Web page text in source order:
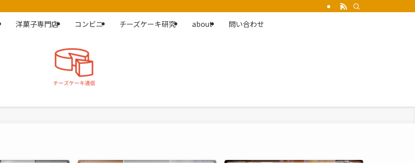
洋菓子専門店 コンビニ チーズケーキ研究 about 問い合わせ